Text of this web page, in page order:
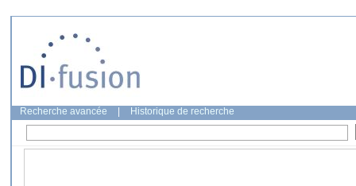
Recherche avancée Historique de recherche